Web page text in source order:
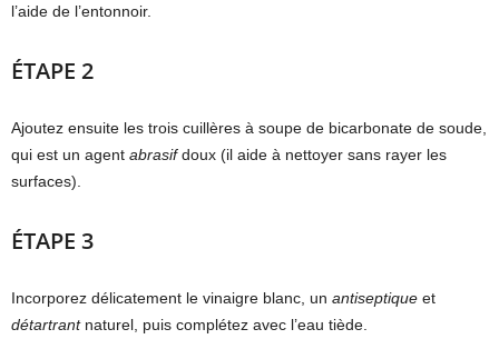
l’aide de l’entonnoir.
ÉTAPE 2
Ajoutez ensuite les trois cuillères à soupe de bicarbonate de soude,
qui est un agent abrasifdoux (il aide à nettoyer sans rayer les
surfaces).
ÉTAPE 3
Incorporez délicatement le vinaigre blanc, un antiseptique et
détartrantnaturel, puis complétez avec l’eau tiède.